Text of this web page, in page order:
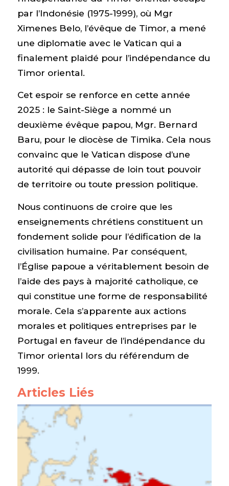
par l’Indonésie (1975-1999), où Mgr
Ximenes Belo, l’évêque de Timor, a mené
une diplomatie avec le Vatican qui a
finalement plaidé pour l’indépendance du
Timor oriental.
Cet espoir se renforce en cette année
2025 : le Saint-Siège a nommé un
deuxième évêque papou, Mgr. Bernard
Baru, pour le diocèse de Timika. Cela nous
convainc que le Vatican dispose d’une
autorité qui dépasse de loin tout pouvoir
de territoire ou toute pression politique.
Nous continuons de croire que les
enseignements chrétiens constituent un
fondement solide pour l’édification de la
civilisation humaine. Par conséquent,
l’Église papoue a véritablement besoin de
l’aide des pays à majorité catholique, ce
qui constitue une forme de responsabilité
morale. Cela s’apparente aux actions
morales et politiques entreprises par le
Portugal en faveur de l’indépendance du
Timor oriental lors du référendum de
1999.
Articles Liés